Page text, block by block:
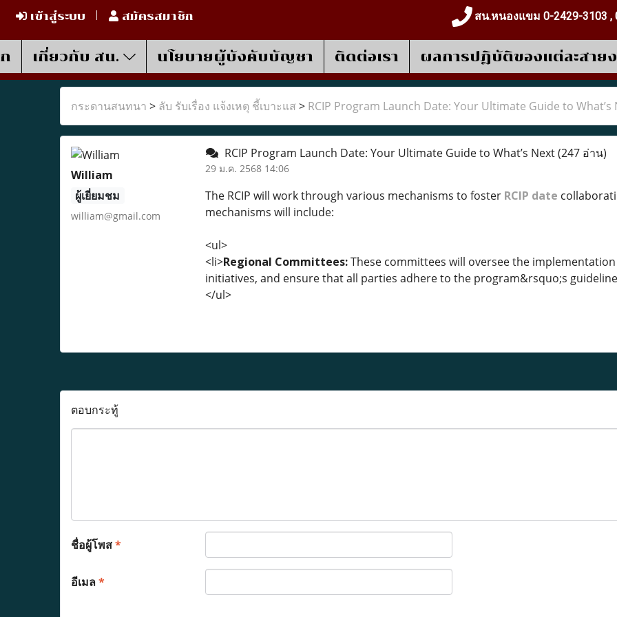
เข้าสู่ระบบ สมัครสมาชิก สน.หนองแขม 0-2429-3103 ,
เกี่ยวกับ สน. นโยบายผู้บังคับบัญชา ติดต่อเรา ผลการปฎิบัติของแต่ละสาย
กระดานสนทนา > ลับ รับเรื่อง แจ้งเหตุ ชี้เบาะแส > RCIP Program Launch Date: Your Ultimate Guide to What’s
William
ผู้เยี่ยมชม
william@gmail.com
RCIP Program Launch Date: Your Ultimate Guide to What’s Next(247 อ่าน)
29 ม.ค. 2568 14:06
The RCIP will work through various mechanisms to foster RCIP date
mechanisms will include:
<ul>
<li>Regional Committees:These committees will oversee the
initiatives, and ensure that all parties adhere to the program&rsquo;s
</ul>
ตอบกระทู้
ชื่อผู้โพส*
อีเมล*